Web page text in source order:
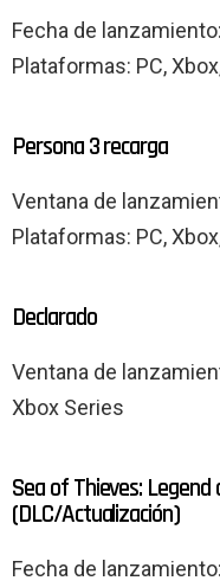
Fecha de
Plataformas: PC,
Persona 3 recarga
Ventana de
Plataformas: PC,
Declarado
Ventana de
Xbox Series
Sea of ​​​​Thieves:
(DLC/Actualización)
Fecha de